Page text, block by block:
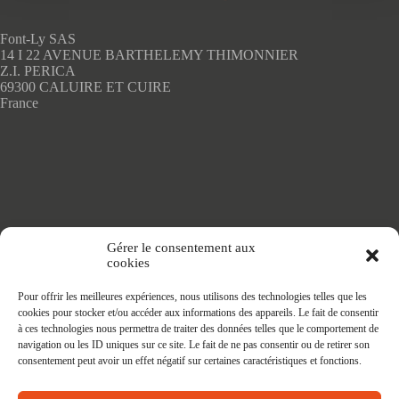
Gérer le consentement aux
cookies
Pour offrir les meilleures expériences, nous utilisons des technologies telles que les
cookies pour stocker et/ou accéder aux informations des appareils. Le fait de consentir
à ces technologies nous permettra de traiter des données telles que le comportement de
navigation ou les ID uniques sur ce site. Le fait de ne pas consentir ou de retirer son
consentement peut avoir un effet négatif sur certaines caractéristiques et fonctions.
la
page
du
produit
Font-Ly SAS
14 I 22 AVENUE BARTHELEMY THIMONNIER
Z.I. PERICA
69300 CALUIRE ET CUIRE
France
Adhésifs SANS PVC
Nappes
Protège Table
Nappes SANS PVC
Tapis PRATIC
Affaires à faire